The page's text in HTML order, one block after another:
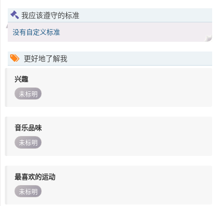
我应该遵守的标准
没有自定义标准
更好地了解我
兴趣
未标明
音乐品味
未标明
最喜欢的运动
未标明